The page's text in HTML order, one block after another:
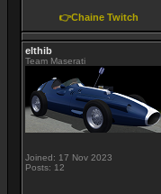
👉Chaine Twitch
elthib
Team Maserati
Joined: 17 Nov 2023
Posts: 12